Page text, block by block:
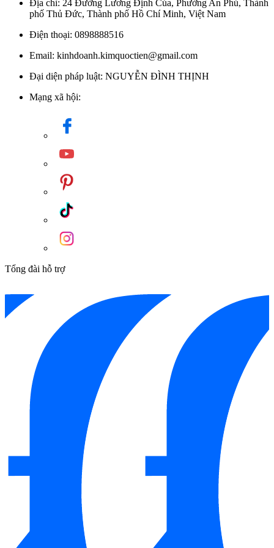
kết mà bạn luôn nhận được khi mua sản phẩmbếp gastại Kim
Quốc Tiến. Đội ngũ tư vấn tận tâm, hỗ trợ kỹ thuật nhanh
chóng là điểm cộng giúp chúng tôi luôn được khách hàng tin
Địa chỉ: 24 Đường Lương Định Của, Phường An Phú, Thành
phố Thủ Đức, Thành phố Hồ Chí Minh, Việt Nam
Điện thoại: 0898888516
Email: kinhdoanh.kimquoctien@gmail.com
Đại diện pháp luật: NGUYỄN ĐÌNH THỊNH
Mạng xã hội:
Tổng đài hỗ trợ